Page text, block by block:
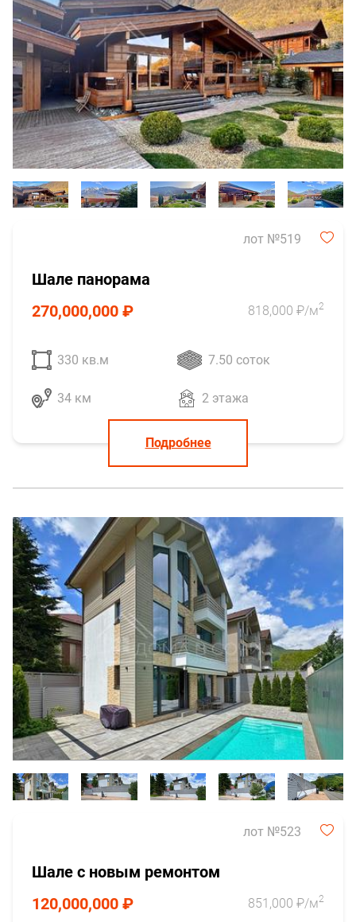
лот №519
Шале панорама
270,000,000 ₽
818,000 ₽/м2
330 кв.м 7.50 соток
34 км 2 этажа
Подробнее
лот №523
Шале с новым ремонтом
120,000,000 ₽
851,000 ₽/м2